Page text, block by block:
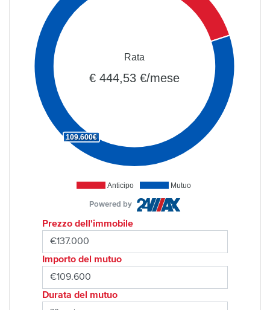
Anticipo Mutuo
109.600€
Rata
€ 444,53 €/mese
Powered by
Prezzo dell'immobile
Importo del mutuo
Durata del mutuo